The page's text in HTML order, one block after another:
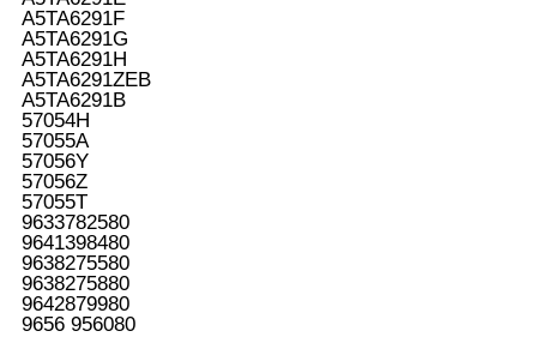
A5TA6291F
A5TA6291G
A5TA6291H
A5TA6291ZEB
A5TA6291B
57054H
57055A
57056Y
57056Z
57055T
9633782580
9641398480
9638275580
9638275880
9642879980
9656 956080